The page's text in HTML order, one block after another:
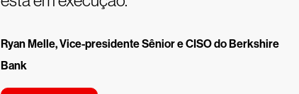
Ryan Melle, Vice-presidente Sênior e CISO do Berkshire
Bank